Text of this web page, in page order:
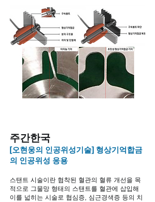
​주간한국
[오현웅의 인공위성기술] 형상기억합금
의 인공위성 응용
스탠트 시술이란 협착된 혈관의 혈류 개선을 목
적으로 그물망 형태의 스탠트를 혈관에 삽입해
이를 넓히는 시술로 협심증, 심근경색증 등의 치